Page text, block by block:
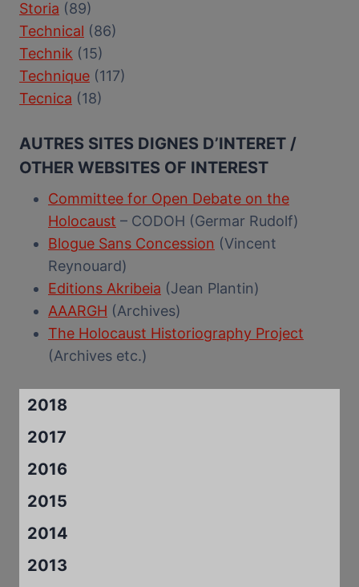
Storia (89)
Technical (86)
Technik (15)
Technique (117)
Tecnica (18)
AUTRES SITES DIGNES D’INTERET /
OTHER WEBSITES OF INTEREST
Committee for Open Debate on the
Holocaust – CODOH (Germar Rudolf)
Blogue Sans Concession (Vincent
Reynouard)
Editions Akribeia (Jean Plantin)
AAARGH (Archives)
The Holocaust Historiography Project
(Archives etc.)
2018
2017
2016
2015
2014
2013